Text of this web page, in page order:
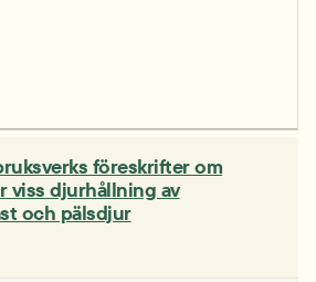
föreskrifter om
viss djurhållning av
och pälsdjur